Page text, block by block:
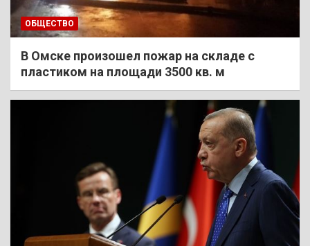
ОБЩЕСТВО
В Омске произошел пожар на складе с
пластиком на площади 3500 кв. м